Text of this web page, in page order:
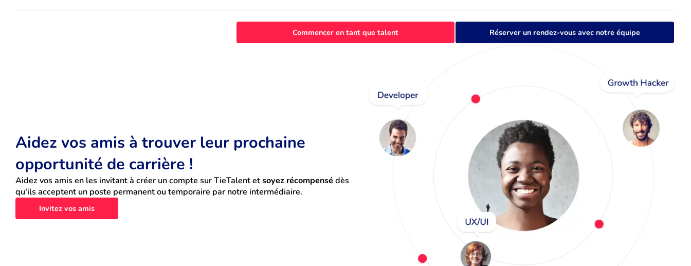
Commencer en tant que talent Réserver un rendez-vous avec notre équipe
Aidez vos amis à trouver leur prochaine
opportunité de carrière !
Aidez vos amis en les invitant à créer un compte sur TieTalent et soyez récompensé dès
qu'ils acceptent un poste permanent ou temporaire par notre intermédiaire.
Invitez vos amis